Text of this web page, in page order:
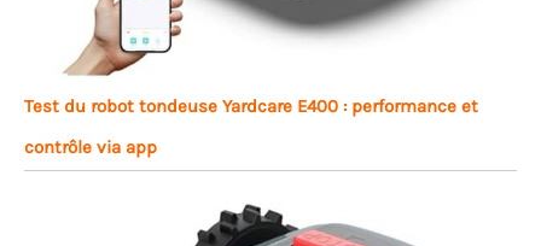
Test du robot tondeuse Yardcare E400 : performance et
contrôle via app